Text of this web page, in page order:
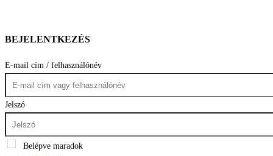
BEJELENTKEZÉS
E-mail cím / felhasználónév
Jelszó
Belépve maradok